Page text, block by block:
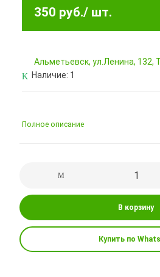
350 руб./ шт.
Альметьевск, ул.Ленина, 132,
Наличие: 1
Полное описание
В корзину
Купить по